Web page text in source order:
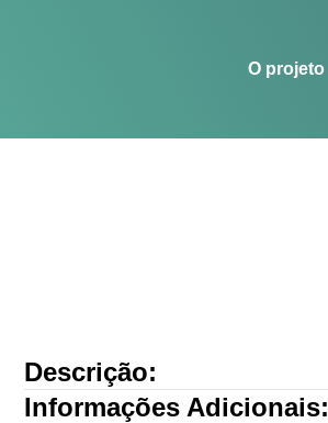
O projeto
Descrição:
Informações Adicionais: